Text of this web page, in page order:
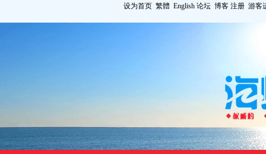
设为首页 繁體 English 论坛 博客 注册 游客